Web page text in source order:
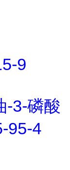
9
-3-磷酸
95-4